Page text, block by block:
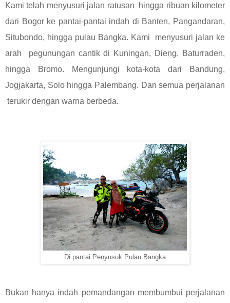
Kami telah menyusuri jalan ratusan hingga ribuan kilometer
dari Bogor ke pantai-pantai indah di Banten, Pangandaran,
Situbondo, hingga pulau Bangka. Kami menyusuri jalan ke
arah pegunungan cantik di Kuningan, Dieng, Baturraden,
hingga Bromo. Mengunjungi kota-kota dari Bandung,
Jogjakarta, Solo hingga Palembang. Dan semua perjalanan
terukir dengan warna berbeda.
Di pantai Penyusuk Pulau Bangka
Bukan hanya indah pemandangan membumbui perjalanan